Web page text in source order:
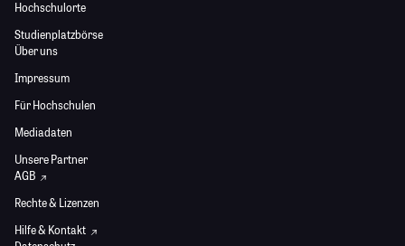
Hochschulorte
Studienplatzbörse
Über uns
Impressum
Für Hochschulen
Mediadaten
Unsere Partner
AGB
Rechte & Lizenzen
Hilfe & Kontakt